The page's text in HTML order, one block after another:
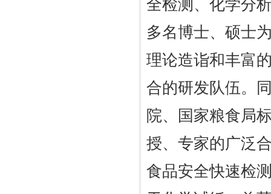
全检测、化学分
多名博士、硕士
理论造诣和丰富
合的研发队伍。
院、国家粮食局
授、专家的广泛
食品安全快速检